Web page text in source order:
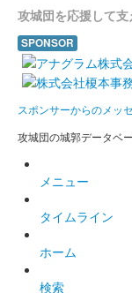
小田原城 御
「MIXI_ANIME『城
れた「城郭合体オ
販売。
小田原城 御
都市版
攻城団を応援して
SPONSOR
スポンサーからのメッ
攻城団の城郭データベ
メニュー
タイムライン
ホーム
検索